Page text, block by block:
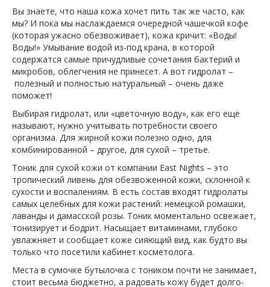
Вы знаете, что наша кожа хочет пить так же часто, как
мы? И пока мы наслаждаемся очередной чашечкой кофе
(которая ужасно обезвоживает), кожа кричит: «Воды!
Воды!» Умывание водой из-под крана, в которой
содержатся самые причудливые сочетания бактерий и
микробов, облегчения не принесет. А вот гидролат –
полезный и полностью натуральный – очень даже
поможет!
Выбирая гидролат, или «цветочную воду», как его еще
называют, нужно учитывать потребности своего
организма. Для жирной кожи полезно одно, для
комбинированной – другое, для сухой – третье.
Тоник для сухой кожи от компании East Nights – это
тропический ливень для обезвоженной кожи, склонной к
сухости и воспалениям. В есть состав входят гидролаты
самых целебных для кожи растений: немецкой ромашки,
лаванды и дамасской розы. Тоник моментально освежает,
тонизирует и бодрит. Насыщает витаминами, глубоко
увлажняет и сообщает коже сияющий вид, как будто вы
только что посетили кабинет косметолога.
Места в сумочке бутылочка с тоником почти не занимает,
стоит весьма бюджетно, а радовать кожу будет долго-